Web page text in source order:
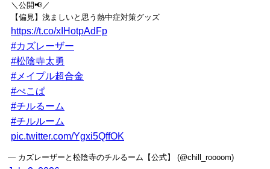
＼公開📢／
【偏見】浅ましいと思う熱中症対策グッズ
https://t.co/xIHotpAdFp
#カズレーザー
#松陰寺太勇
#メイプル超合金
#ぺこぱ
#チルるーム
#チルルーム
pic.twitter.com/Ygxi5QffOK
— カズレーザーと松陰寺のチルるーム【公式】 (@chill_roooom)